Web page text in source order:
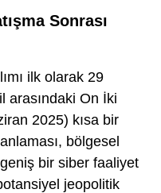
Sonrası
ilk olarak 29
arasındaki On İki
2025) kısa bir
bölgesel
bir siber faaliyet
jeopolitik